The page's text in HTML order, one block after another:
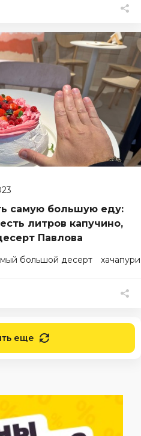
самую большую еду:
литров капучино,
Павлова
большой десерт хачапури
еще